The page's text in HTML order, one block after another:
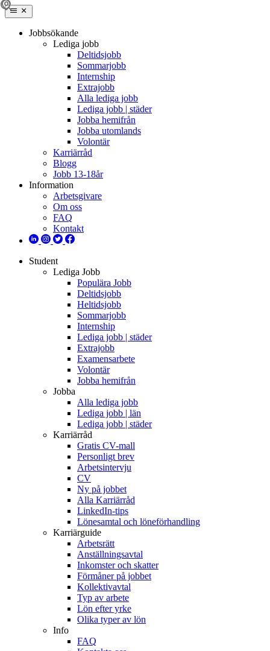
Jobbsökande
Lediga jobb
Deltidsjobb
Sommarjobb
Internship
Extrajobb
Alla lediga jobb
Lediga jobb | städer
Jobba hemifrån
Jobba utomlands
Volontär
Karriärråd
Blogg
Jobb 13-18år
Information
Arbetsgivare
Om oss
FAQ
Kontakt
Student
Lediga Jobb
Populära Jobb
Deltidsjobb
Heltidsjobb
Sommarjobb
Internship
Lediga jobb | städer
Extrajobb
Examensarbete
Volontär
Jobba hemifrån
Jobba
Alla lediga jobb
Lediga jobb | län
Lediga jobb | städer
Karriärråd
Gratis CV-mall
Personligt brev
Arbetsintervju
CV
Ny på jobbet
Alla Karriärråd
LinkedIn-tips
Lönesamtal och löneförhandling
Karriärguide
Arbetsrätt
Anställningsavtal
Inkomster och skatter
Förmåner på jobbet
Kollektivavtal
Typ av arbete
Lön efter yrke
Olika typer av lön
Info
FAQ